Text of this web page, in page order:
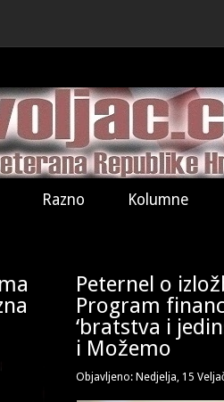
Razno Kolumne
Peternel o
Program
‘bratstva i
i Možemo
Objavljeno: Nedjelja, 15